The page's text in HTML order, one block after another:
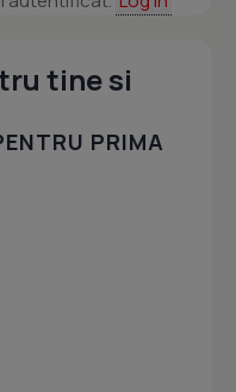
tine si
PRIMA